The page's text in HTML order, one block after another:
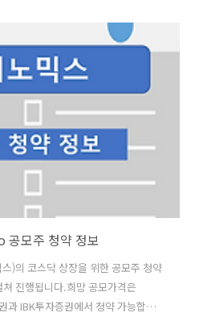
약 비율] 의무 보유 확약 건수는 89
량 대비 건수로는 4.14%, 수량으로
일 높았습니다. [청약 일정] - 청약
불일 : 7월 16일(목)- 상장 ..
공모주 청약 정보
)의 코스닥 상장을 위한 공모주 청약
진행됩니다.희망 공모가격은
IBK투자증권에서 청약 가능합니